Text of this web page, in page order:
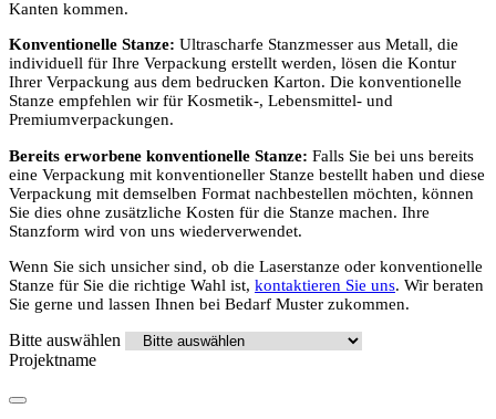
Kanten kommen.
Konventionelle Stanze: Ultrascharfe Stanzmesser aus Metall, die
individuell für Ihre Verpackung erstellt werden, lösen die Kontur
Ihrer Verpackung aus dem bedrucken Karton. Die konventionelle
Stanze empfehlen wir für Kosmetik-, Lebensmittel- und
Premiumverpackungen.
Bereits erworbene konventionelle Stanze: Falls Sie bei uns bereits
eine Verpackung mit konventioneller Stanze bestellt haben und diese
Verpackung mit demselben Format nachbestellen möchten, können
Sie dies ohne zusätzliche Kosten für die Stanze machen. Ihre
Stanzform wird von uns wiederverwendet.
Wenn Sie sich unsicher sind, ob die Laserstanze oder konventionelle
Stanze für Sie die richtige Wahl ist, kontaktieren Sie uns. Wir beraten
Sie gerne und lassen Ihnen bei Bedarf Muster zukommen.
Bitte auswählen
Projektname